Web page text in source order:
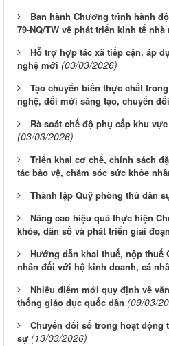
Ban hành Chương trình hành
79-NQ/TW về phát triển kinh tế
Hỗ trợ hợp tác xã tiếp cận, áp
nghệ mới (03/03/2026)
Tạo chuyển biến thực chất
nghệ, đổi mới sáng tạo, chuyển
Rà soát chế độ phụ cấp khu
(03/03/2026)
Triển khai cơ chế, chính sách
tác bảo vệ, chăm sóc sức khỏe
Thành lập Quỹ phòng thủ dân
Nâng cao hiệu quả thực hiện
khỏe, dân số và phát triển giai
Hướng dẫn khai thuế, nộp thuế
nhân đối với hộ kinh doanh, cá
Nhiều điểm mới quy định về
thống giáo dục quốc dân (09/03/
Chuyển đổi số trong hoạt động
sự (13/03/2026)